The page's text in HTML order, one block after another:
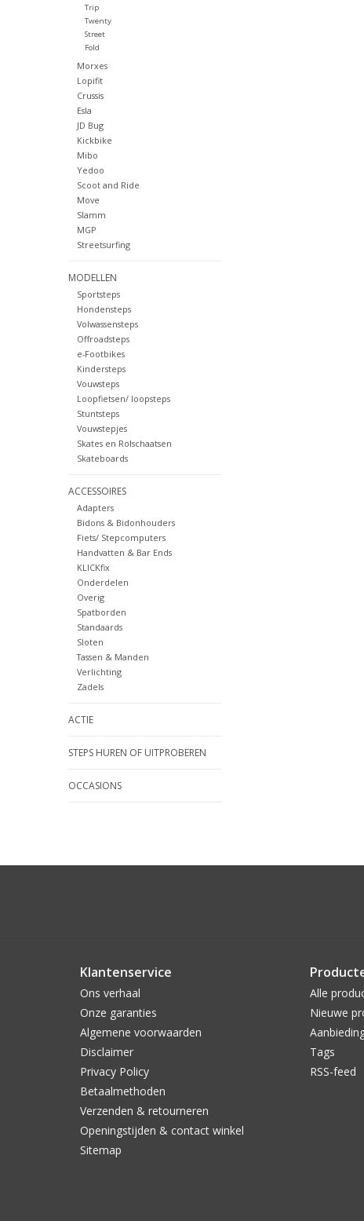
Trip
Twenty
Street
Fold
Morxes
Lopifit
Crussis
Esla
JD Bug
Kickbike
Mibo
Yedoo
Scoot and Ride
Move
Slamm
MGP
Streetsurfing
MODELLEN
Sportsteps
Hondensteps
Volwassensteps
Offroadsteps
e-Footbikes
Kindersteps
Vouwsteps
Loopfietsen/ loopsteps
Stuntsteps
Vouwstepjes
Skates en Rolschaatsen
Skateboards
ACCESSOIRES
Adapters
Bidons & Bidonhouders
Fiets/ Stepcomputers
Handvatten & Bar Ends
KLICKfix
Onderdelen
Overig
Spatborden
Standaards
Sloten
Tassen & Manden
Verlichting
Zadels
ACTIE
STEPS HUREN OF UITPROBEREN
OCCASIONS
Klantenservice
Ons verhaal
Onze garanties
Algemene voorwaarden
Disclaimer
Privacy Policy
Betaalmethoden
Verzenden & retourneren
Openingstijden & contact winkel
Sitemap
Alle
Nieuwe
Tags
RSS-feed